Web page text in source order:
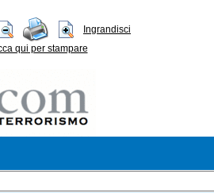
Ingrandisci
qui per stampare